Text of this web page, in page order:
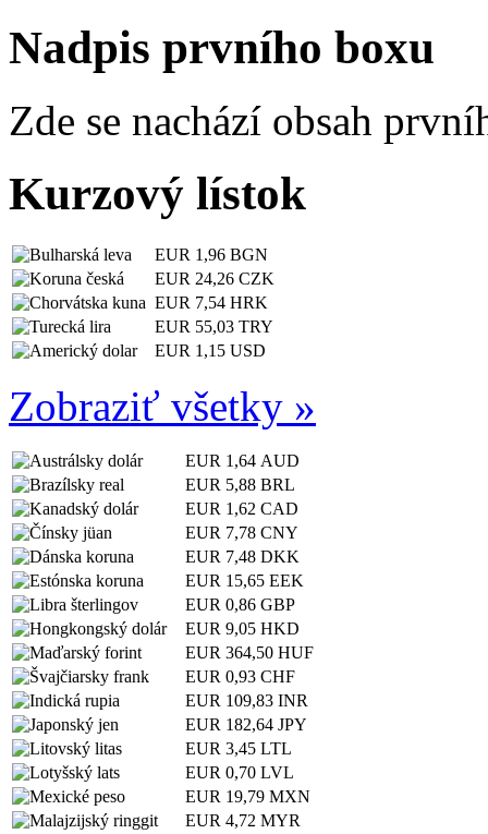
Nadpis prvního boxu
Zde se nachází obsah
Kurzový lístok
EUR 1,96 BGN
EUR 24,26 CZK
EUR 7,54 HRK
EUR 55,03 TRY
EUR 1,15 USD
Zobraziť všetky »
EUR 1,64 AUD
EUR 5,88 BRL
EUR 1,62 CAD
EUR 7,78 CNY
EUR 7,48 DKK
EUR 15,65 EEK
EUR 0,86 GBP
EUR 9,05 HKD
EUR 364,50 HUF
EUR 0,93 CHF
EUR 109,83 INR
EUR 182,64 JPY
EUR 3,45 LTL
EUR 0,70 LVL
EUR 19,79 MXN
EUR 4,72 MYR